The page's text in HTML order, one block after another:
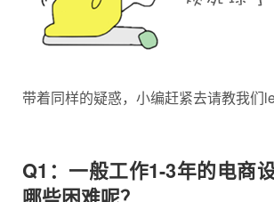
带着同样的疑惑，小编赶紧去请教我们
Q1：一般工作1-3年的电商